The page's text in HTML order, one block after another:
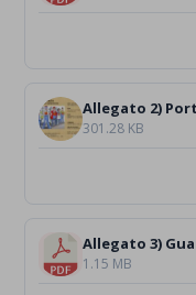
Allegato 2)
301.28 KB
Allegato 3)
1.15 MB